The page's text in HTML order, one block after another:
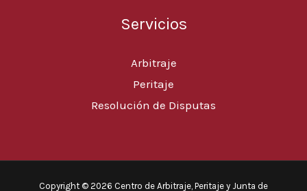
Servicios
Arbitraje
Peritaje
Resolución de Disputas
Copyright © 2026 Centro de Arbitraje, Peritaje y Junta de